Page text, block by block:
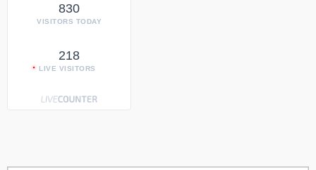
830
VISITORS TODAY
218
LIVE VISITORS